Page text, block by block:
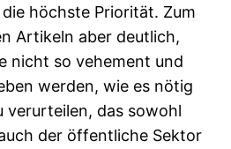
höchste Priorität. Zum
Artikeln aber deutlich,
nicht so vehement und
werden, wie es nötig
verurteilen, das sowohl
der öffentliche Sektor